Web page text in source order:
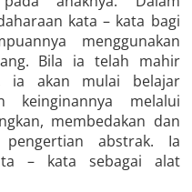
kata – kata bagi
menggunakan
Bila ia telah mahir
ia akan mulai belajar
keinginannya melalui
membedakan dan
abstrak. Ia
– kata sebagai alat